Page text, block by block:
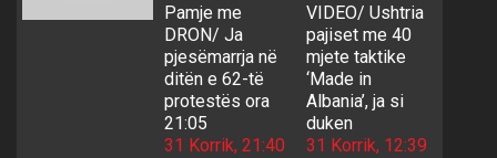
Pamje me
DRON/ Ja
pjesëmarrja në
ditën e 62-të
protestës ora
21:05
31 Korrik, 21:40
VIDEO/ Ushtria
pajiset me 40
mjete taktike
‘Made in
Albania’, ja si
duken
31 Korrik, 12:39